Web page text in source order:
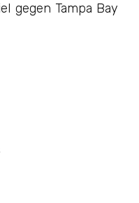
gegen Tampa Bay